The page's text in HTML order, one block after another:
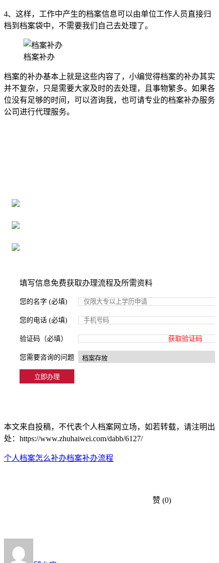
4、这样，工作中产生的档案信息可以由单位工作人员直接归
档到档案袋中，不需要我们自己去处理了。
档案补办
档案的补办基本上就是这些内容了，小编觉得档案的补办其实
并不复杂，只是需要大家及时的去处理，且事物繁多。如果各
位没有足够的时间，可以咨询我，也可请专业的档案补办服务
公司进行代理服务。
填写信息免费获取办理流程及所需资料
您的名字 (必填)
您的电话 (必填)
验证码（必填） 获取验证码
您需要咨询的问题
本文来自投稿，不代表个人档案网立场，如若转载，请注明出
处：https://www.zhuhaiwei.com/dabb/6127/
个人档案怎么补办档案补办流程
赞 (0)